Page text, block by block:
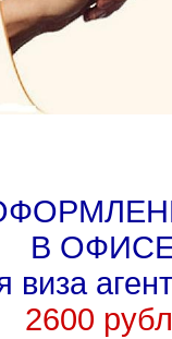
В
виза
2600